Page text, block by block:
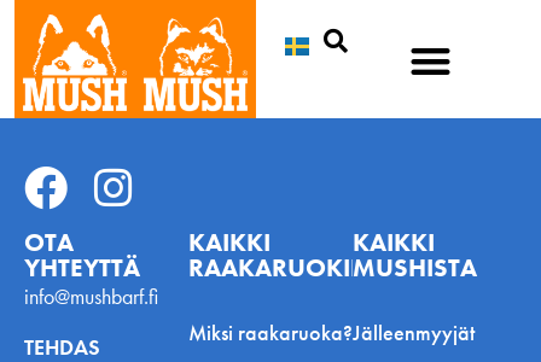
OTA
YHTEYTTÄ
info@mushbarf.fi
TEHDAS
KAIKKI
RAAKARUOKINNASTA
Miksi raakaruoka?
KAIKKI
MUSHISTA
Jälleenmyyjät